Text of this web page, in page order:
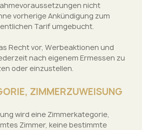
nicht
vorherige Ankündigung zum
Tarif umgebucht.
Recht vor, Werbeaktionen und
nach eigenem Ermessen zu
oder einzustellen.
ZIMMERZUWEISUNG
wird eine Zimmerkategorie,
Zimmer, keine bestimmte